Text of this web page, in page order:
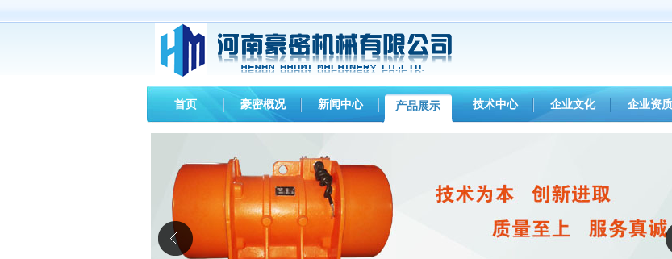
首页 豪密概况 新闻中心 产品展示 技术中心 企业文化 企业资质